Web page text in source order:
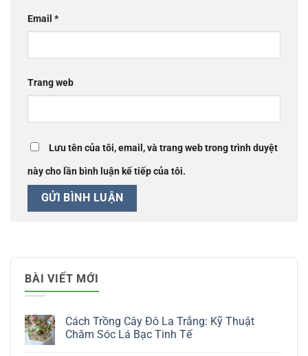
Email *
Trang web
Lưu tên của tôi, email, và trang web trong trình duyệt
này cho lần bình luận kế tiếp của tôi.
BÀI VIẾT MỚI
Cách Trồng Cây Đô La Trắng: Kỹ Thuật
Chăm Sóc Lá Bạc Tinh Tế